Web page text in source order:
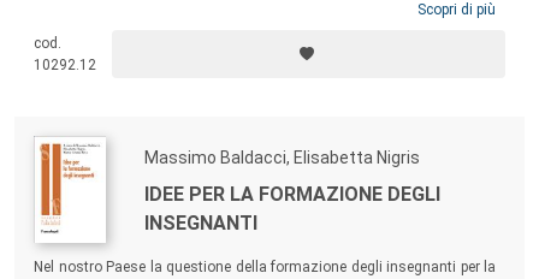
monumenti. Il volume, che raccoglie gli atti del convegnoLeggere nel
Umanistici (DISTUM) dell’Università Carlo Bo di Urbino, intende
riflettere su questo argomento in chiave multidisciplinare: pedagogica,
delle persone.
Scopri di più
cod.
10292.12
Massimo Baldacci, Elisabetta Nigris
IDEE PER LA FORMAZIONE DEGLI
INSEGNANTI
Nel nostro Paese la questione della formazione degli insegnanti per la